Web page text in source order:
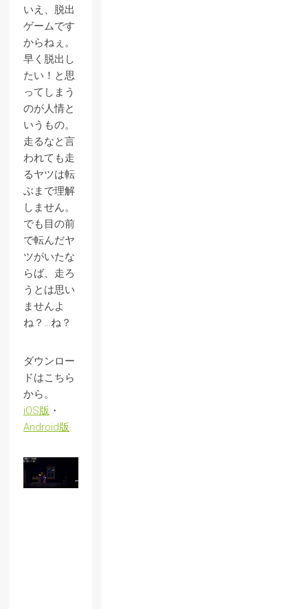
いえ、脱出
ゲームです
からねぇ。
早く脱出し
たい！と思
ってしまう
のが人情と
いうもの。
走るなと言
われても走
るヤツは転
ぶまで理解
しません。
でも目の前
で転んだヤ
ツがいたな
らば、走ろ
うとは思い
ませんよ
ね？…ね？
ダウンロー
ドはこちら
から。
iOS版 ・
Android版